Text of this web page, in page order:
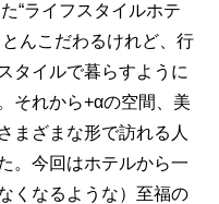
“ライフスタイルホテ
んこだわるけれど、行
タイルで暮らすように
それから+αの空間、美
ざまな形で訪れる人
。今回はホテルから一
くなるような）至福の